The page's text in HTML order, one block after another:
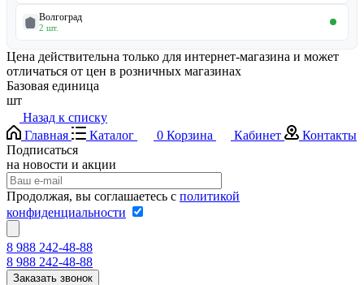
Волгоград
2 шт.
Цена действительна только для интернет-магазина и может
отличаться от цен в розничных магазинах
Базовая единица
шт
Назад к списку
Главная
Каталог 0 Корзина Кабинет
Контакты
Подписаться
на новости и акции
Продолжая, вы соглашаетесь с политикой
конфиденциальности
8 988 242-48-88
8 988 242-48-88
Заказать звонок